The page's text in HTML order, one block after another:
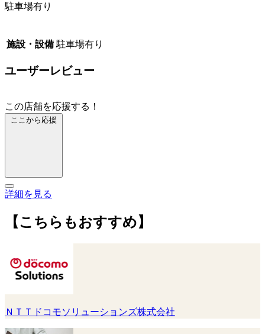
駐車場有り
施設・設備 駐車場有り
ユーザーレビュー
この店舗を応援する！
ここから応援
詳細を見る
【こちらもおすすめ】
ＮＴＴドコモソリューションズ株式会社